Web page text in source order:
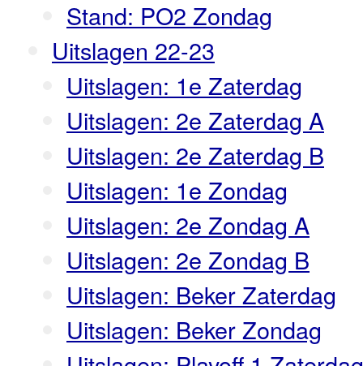
Stand: PO2 Zondag
Uitslagen 22-23
Uitslagen: 1e Zaterdag
Uitslagen: 2e Zaterdag A
Uitslagen: 2e Zaterdag B
Uitslagen: 1e Zondag
Uitslagen: 2e Zondag A
Uitslagen: 2e Zondag B
Uitslagen: Beker Zaterdag
Uitslagen: Beker Zondag